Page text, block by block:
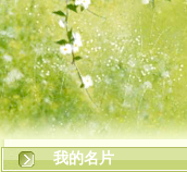
我的名片